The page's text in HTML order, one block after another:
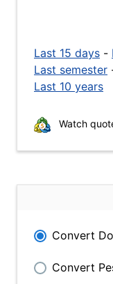
Last 15 days -
Last semester
Last 10 years
Watch
Convert
Convert